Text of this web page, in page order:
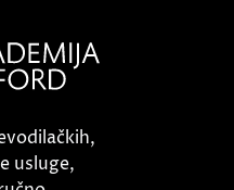
usluge,